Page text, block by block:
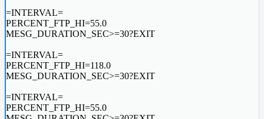
=INTERVAL=
PERCENT_FTP_HI=55.0
MESG_DURATION_SEC>=30?EXIT
=INTERVAL=
PERCENT_FTP_HI=118.0
MESG_DURATION_SEC>=30?EXIT
=INTERVAL=
PERCENT_FTP_HI=55.0